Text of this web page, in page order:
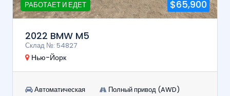
РАБОТАЕТ И ЕДЕТ $65,900
2022 BMW M5
Склад №: 54827
Нью-Йорк
Автоматическая
Полный привод (AWD)